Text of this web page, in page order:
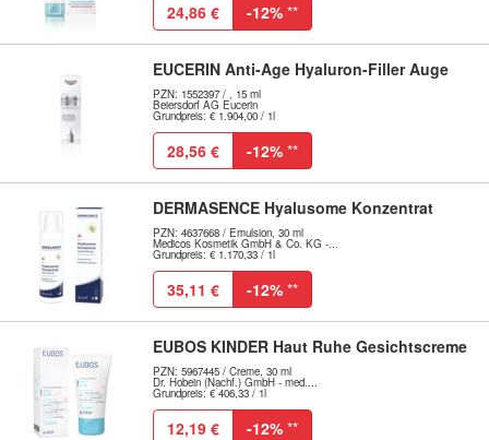
24,86 € -12% **
EUCERIN Anti-Age Hyaluron-Filler Auge
PZN: 1552397 / , 15 ml
Beiersdorf AG Eucerin
Grundpreis: € 1.904,00 / 1l
28,56 € -12% **
DERMASENCE Hyalusome Konzentrat
PZN: 4637668 / Emulsion, 30 ml
Medicos Kosmetik GmbH & Co. KG -...
Grundpreis: € 1.170,33 / 1l
35,11 € -12% **
EUBOS KINDER Haut Ruhe Gesichtscreme
PZN: 5967445 / Creme, 30 ml
Dr. Hobein (Nachf.) GmbH - med....
Grundpreis: € 406,33 / 1l
12,19 € -12% **